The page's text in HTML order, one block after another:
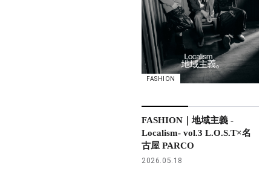
FASHION
FASHION｜地域主義 -
Localism- vol.3 L.O.S.T×名
古屋 PARCO
2026.05.18